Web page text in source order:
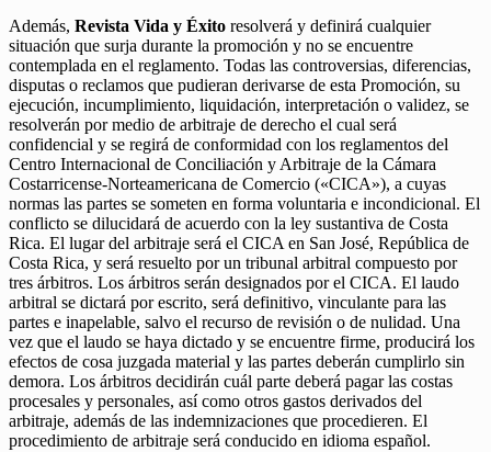
Además, Revista Vida y Éxito resolverá y definirá cualquier
situación que surja durante la promoción y no se encuentre
contemplada en el reglamento. Todas las controversias, diferencias,
disputas o reclamos que pudieran derivarse de esta Promoción, su
ejecución, incumplimiento, liquidación, interpretación o validez, se
resolverán por medio de arbitraje de derecho el cual será
confidencial y se regirá de conformidad con los reglamentos del
Centro Internacional de Conciliación y Arbitraje de la Cámara
Costarricense-Norteamericana de Comercio («CICA»), a cuyas
normas las partes se someten en forma voluntaria e incondicional. El
conflicto se dilucidará de acuerdo con la ley sustantiva de Costa
Rica. El lugar del arbitraje será el CICA en San José, República de
Costa Rica, y será resuelto por un tribunal arbitral compuesto por
tres árbitros. Los árbitros serán designados por el CICA. El laudo
arbitral se dictará por escrito, será definitivo, vinculante para las
partes e inapelable, salvo el recurso de revisión o de nulidad. Una
vez que el laudo se haya dictado y se encuentre firme, producirá los
efectos de cosa juzgada material y las partes deberán cumplirlo sin
demora. Los árbitros decidirán cuál parte deberá pagar las costas
procesales y personales, así como otros gastos derivados del
arbitraje, además de las indemnizaciones que procedieren. El
procedimiento de arbitraje será conducido en idioma español.